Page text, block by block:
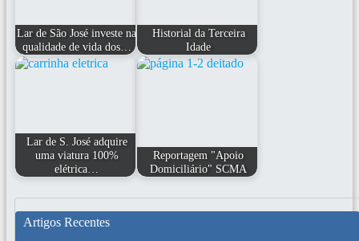
Lar de São José investe na
qualidade de vida dos…
Historial da Terceira
Idade
Lar de S. José adquire
uma viatura 100%
elétrica…
Reportagem "Apoio
Domiciliário" SCMA
Artigos Recentes